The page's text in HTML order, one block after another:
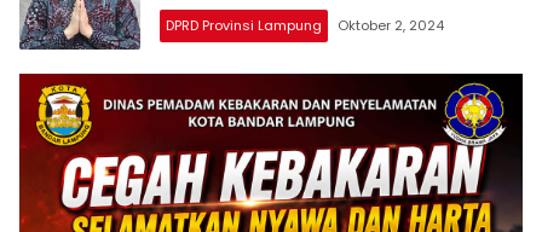
DPRD Provinsi Lampung Oktober 2, 2024